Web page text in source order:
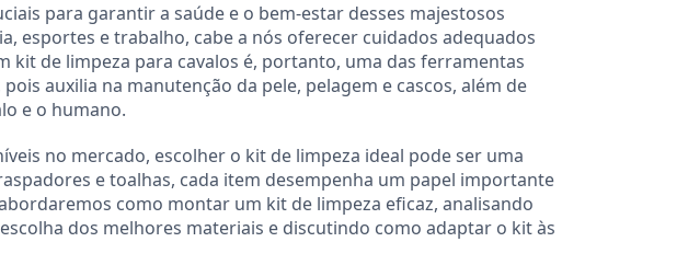
para garantir a saúde e o bem-estar desses majestosos
esportes e trabalho, cabe a nós oferecer cuidados adequados
kit de limpeza para cavalos é, portanto, uma das ferramentas
auxilia na manutenção da pele, pelagem e cascos, além de
e o humano.
no mercado, escolher o kit de limpeza ideal pode ser uma
e toalhas, cada item desempenha um papel importante
como montar um kit de limpeza eficaz, analisando
dos melhores materiais e discutindo como adaptar o kit às